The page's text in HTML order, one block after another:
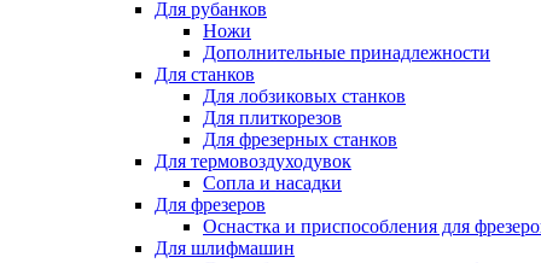
Для рубанков
Ножи
Дополнительные принадлежности
Для станков
Для лобзиковых станков
Для плиткорезов
Для фрезерных станков
Для термовоздуходувок
Сопла и насадки
Для фрезеров
Оснастка и приспособления для
Для шлифмашин